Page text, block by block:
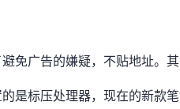
免广告的嫌疑，不贴地址。
是标压处理器，现在的新款